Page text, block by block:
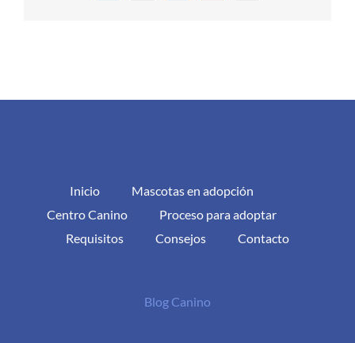
Inicio
Mascotas en adopción
Centro Canino
Proceso para adoptar
Requisitos
Consejos Contacto
Blog Canino